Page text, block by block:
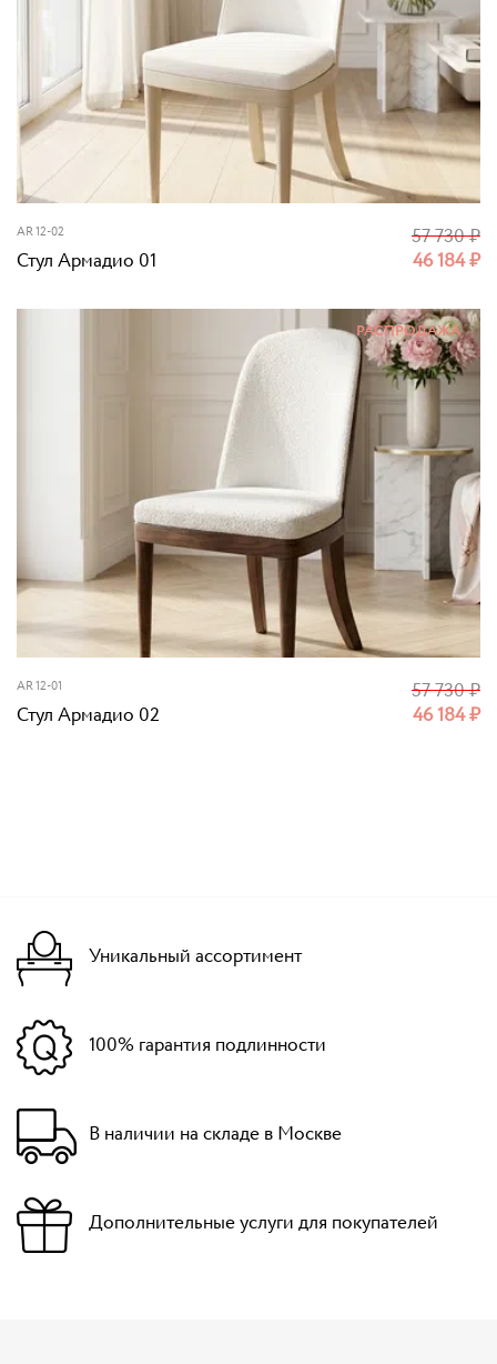
AR 12-02
Стул Армадио 01 46 184₽
57 730₽
AR 12-01
Стул Армадио 02 46 184₽
57 730₽
РАСПРОДАЖА
Уникальный ассортимент
100% гарантия подлинности
В наличии на складе в Москве
Дополнительные услуги для покупателей